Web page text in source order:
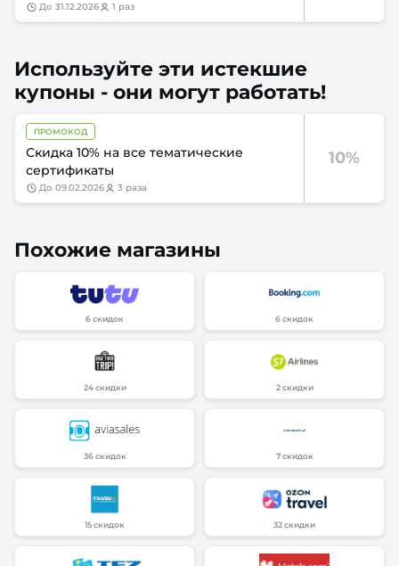
до 31.12.2026 1 раз
Используйте эти истекшие
купоны - они могут работать!
10%
ПРОМОКОД
Скидка 10% на все тематические
сертификаты
до 09.02.2026 3 раза
Похожие магазины
6 скидок 6 скидок
24 скидки 2 скидки
36 скидок 7 скидок
15 скидок 32 скидки